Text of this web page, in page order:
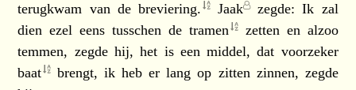
terugkwam van de breviering. Jaak zegde: Ik zal
dien ezel eens tusschen detramen zetten en alzoo
temmen, zegde hij, het is een middel, dat voorzeker
baat
brengt, ik heb er lang op zitten zinnen, zegde